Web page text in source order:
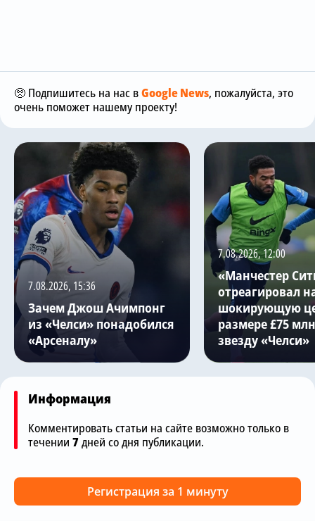
🥺 Подпишитесь на нас вGoogle News, пожалуйста, это
очень поможет нашему проекту!
7.08.2026, 15:36
Зачем Джош Ачимпонг
из «Челси» понадобился
«Арсеналу»
7.08.2026, 12:00
«Манчестер
отреагировал
шокирующую
размере £75
звезду «Челси»
Информация
Комментировать статьи на сайте возможно только в
течении 7дней со дня публикации.
Регистрация за 1 минуту